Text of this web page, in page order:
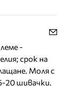
-
срок на
Моля с
20 шивачки.